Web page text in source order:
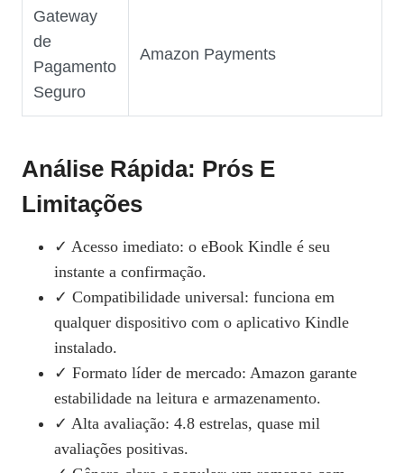
Gateway
de
Pagamento
Seguro
Amazon Payments
Análise Rápida: Prós E
Limitações
✓ Acesso imediato: o eBook Kindle é seu
instante a confirmação.
✓ Compatibilidade universal: funciona em
qualquer dispositivo com o aplicativo Kindle
instalado.
✓ Formato líder de mercado: Amazon garante
estabilidade na leitura e armazenamento.
✓ Alta avaliação: 4.8 estrelas, quase mil
avaliações positivas.